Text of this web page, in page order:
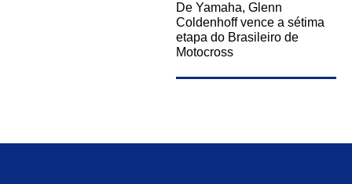
De Yamaha, Glenn
Coldenhoff vence a sétima
etapa do Brasileiro de
Motocross